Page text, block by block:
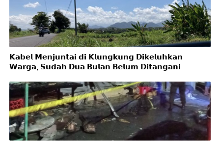
𝗞𝗮𝗯𝗲𝗹 𝗠𝗲𝗻𝗷𝘂𝗻𝘁𝗮𝗶 𝗱𝗶 𝗞𝗹𝘂𝗻𝗴𝗸𝘂𝗻𝗴 𝗗𝗶𝗸𝗲𝗹𝘂𝗵𝗸𝗮𝗻
𝗪𝗮𝗿𝗴𝗮, 𝗦𝘂𝗱𝗮𝗵 𝗗𝘂𝗮 𝗕𝘂𝗹𝗮𝗻 𝗕𝗲𝗹𝘂𝗺 𝗗𝗶𝘁𝗮𝗻𝗴𝗮𝗻𝗶